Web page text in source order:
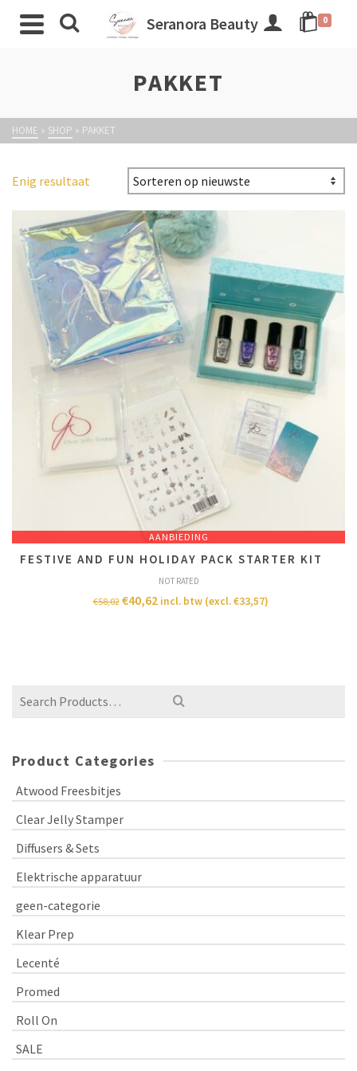
Seranora Beauty 0
PAKKET
HOME » SHOP » PAKKET
Enig resultaat
AANBIEDING
FESTIVE AND FUN HOLIDAY PACK STARTER KIT
NOT RATED
€58,02 €40,62 incl. btw (excl.€33,57)
Product Categories
Atwood Freesbitjes
Clear Jelly Stamper
Diffusers & Sets
Elektrische apparatuur
geen-categorie
Klear Prep
Lecenté
Promed
Roll On
SALE